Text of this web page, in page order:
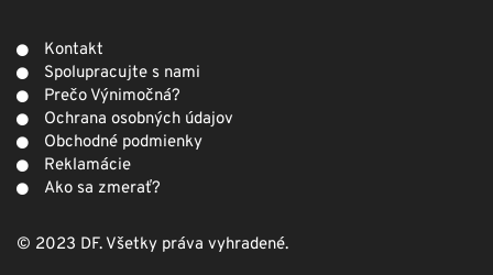
Kontakt
Spolupracujte s nami
Prečo Výnimočná?
Ochrana osobných údajov
Obchodné podmienky
Reklamácie
Ako sa zmerať?
© 2023 DF. Všetky práva vyhradené.